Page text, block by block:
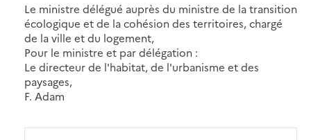
Le ministre délégué auprès du ministre de la transition
écologique et de la cohésion des territoires, chargé
de la ville et du logement,
Pour le ministre et par délégation :
Le directeur de l'habitat, de l'urbanisme et des
paysages,
F. Adam